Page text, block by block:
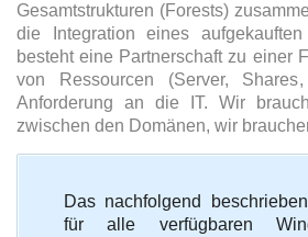
R
A
T
G
Gesamtstrukturen (Forests)
die Integration eines
besteht eine Partnerschaft zu einer
von Ressourcen (Server,
Anforderung an die IT. Wir
zwischen den Domänen, wir
Das nachfolgend
für alle verfügbaren